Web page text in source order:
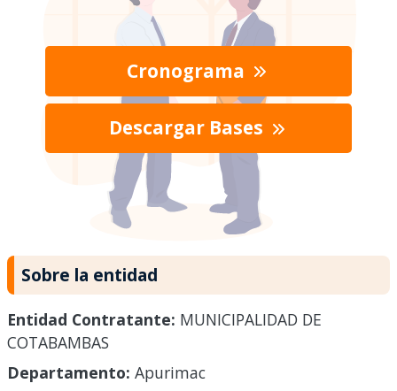
Cronograma
Descargar Bases
Sobre la entidad
Entidad Contratante: MUNICIPALIDAD DE
COTABAMBAS
Departamento: Apurimac